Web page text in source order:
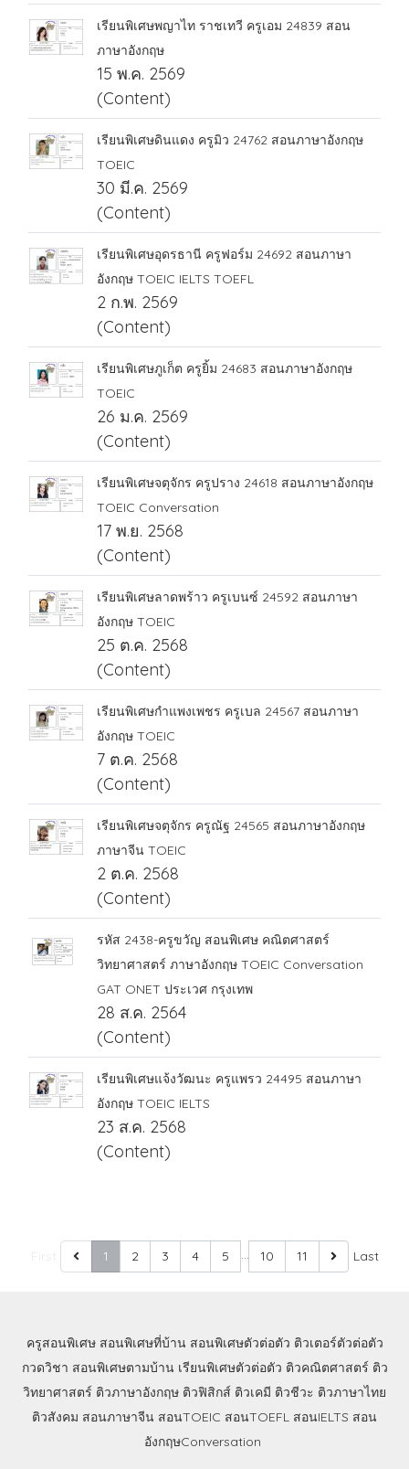
เรียนพิเศษพญาไท ราชเทวี ครูเอม 24839 สอน
ภาษาอังกฤษ
15 พ.ค. 2569
(Content)
เรียนพิเศษดินแดง ครูมิว 24762 สอนภาษาอังกฤษ
TOEIC
30 มี.ค. 2569
(Content)
เรียนพิเศษอุดรธานี ครูฟอร์ม 24692 สอนภาษา
อังกฤษ TOEIC IELTS TOEFL
2 ก.พ. 2569
(Content)
เรียนพิเศษภูเก็ต ครูยิ้ม 24683 สอนภาษาอังกฤษ
TOEIC
26 ม.ค. 2569
(Content)
เรียนพิเศษจตุจักร ครูปราง 24618 สอนภาษาอังกฤษ
TOEIC Conversation
17 พ.ย. 2568
(Content)
เรียนพิเศษลาดพร้าว ครูเบนซ์ 24592 สอนภาษา
อังกฤษ TOEIC
25 ต.ค. 2568
(Content)
เรียนพิเศษกำแพงเพชร ครูเบล 24567 สอนภาษา
อังกฤษ TOEIC
7 ต.ค. 2568
(Content)
เรียนพิเศษจตุจักร ครูณัฐ 24565 สอนภาษาอังกฤษ
ภาษาจีน TOEIC
2 ต.ค. 2568
(Content)
รหัส 2438-ครูขวัญ สอนพิเศษ คณิตศาสตร์
วิทยาศาสตร์ ภาษาอังกฤษ TOEIC Conversation
GAT ONET ประเวศ กรุงเทพ
28 ส.ค. 2564
(Content)
เรียนพิเศษแจ้งวัฒนะ ครูแพรว 24495 สอนภาษา
อังกฤษ TOEIC IELTS
23 ส.ค. 2568
(Content)
1 2 3 4 5 … 10 11 Last
ครูสอนพิเศษ สอนพิเศษที่บ้าน สอนพิเศษตัวต่อตัว ติวเตอร์ตัวต่อตัว
กวดวิชา สอนพิเศษตามบ้าน เรียนพิเศษตัวต่อตัว ติวคณิตศาสตร์ ติว
วิทยาศาสตร์ ติวภาษาอังกฤษ ติวฟิสิกส์ ติวเคมี ติวชีวะ ติวภาษาไทย
ติวสังคม สอนภาษาจีน สอนTOEIC สอนTOEFL สอนIELTS สอน
อังกฤษConversation